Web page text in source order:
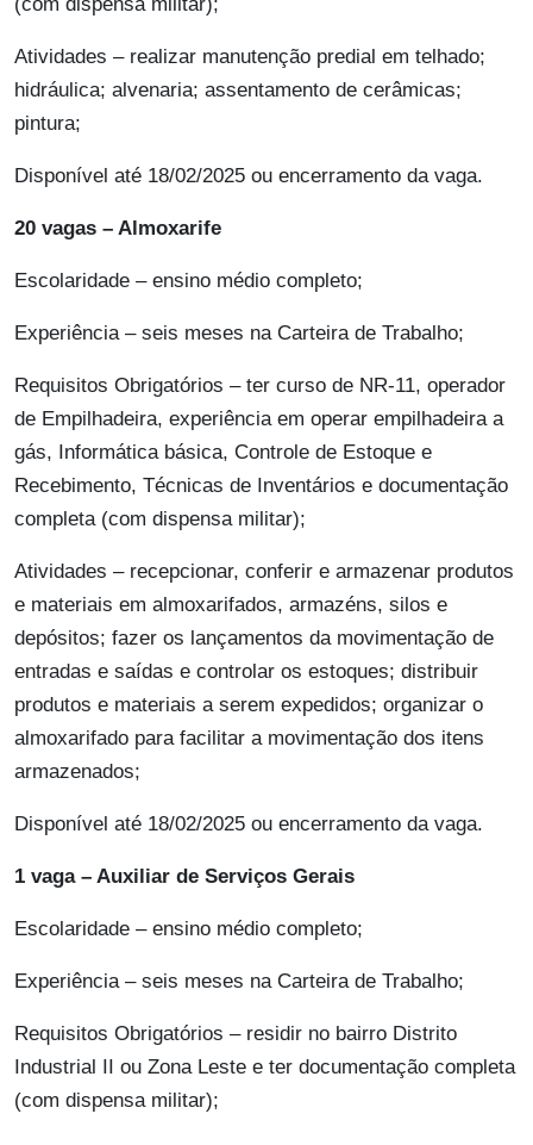
Atividades – realizar manutenção predial em telhado;
hidráulica; alvenaria; assentamento de cerâmicas;
pintura;
Disponível até 18/02/2025 ou encerramento da vaga.
20 vagas – Almoxarife
Escolaridade – ensino médio completo;
Experiência – seis meses na Carteira de Trabalho;
Requisitos Obrigatórios – ter curso de NR-11, operador
de Empilhadeira, experiência em operar empilhadeira a
gás, Informática básica, Controle de Estoque e
Recebimento, Técnicas de Inventários e documentação
completa (com dispensa militar);
Atividades – recepcionar, conferir e armazenar produtos
e materiais em almoxarifados, armazéns, silos e
depósitos; fazer os lançamentos da movimentação de
entradas e saídas e controlar os estoques; distribuir
produtos e materiais a serem expedidos; organizar o
almoxarifado para facilitar a movimentação dos itens
armazenados;
Disponível até 18/02/2025 ou encerramento da vaga.
1 vaga – Auxiliar de Serviços Gerais
Escolaridade – ensino médio completo;
Experiência – seis meses na Carteira de Trabalho;
Requisitos Obrigatórios – residir no bairro Distrito
Industrial II ou Zona Leste e ter documentação completa
(com dispensa militar);